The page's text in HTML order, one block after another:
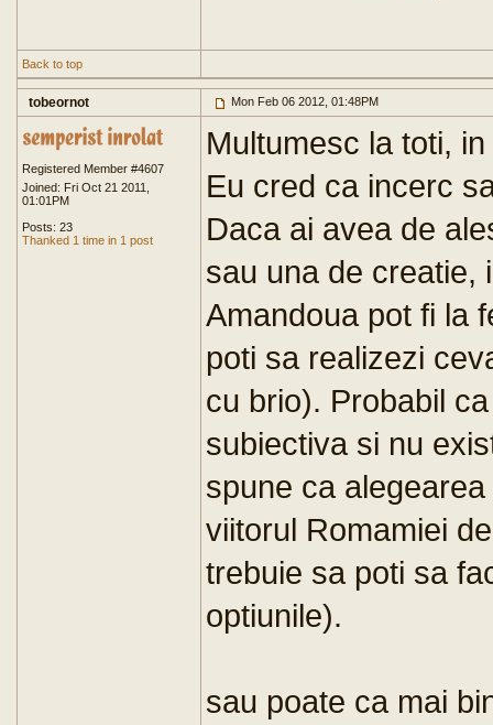
Back to top
tobeornot Mon Feb 06 2012, 01:48PM
Registered Member #4607
Joined: Fri Oct 21 2011,
01:01PM
Posts: 23
Thanked 1 time in 1 post
Multumesc la toti,
Eu cred ca incerc
Daca ai avea de
sau una de creatie,
Amandoua pot fi la
poti sa realizezi
cu brio). Probabil
subiectiva si nu
spune ca
viitorul Romamiei
trebuie sa poti sa
optiunile).
sau poate ca mai